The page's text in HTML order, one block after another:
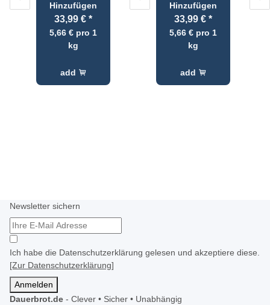
Hinzufügen
33,99 €*
5,66 € pro 1
kg
add
Hinzufügen
33,99 €*
5,66 € pro 1
kg
add
Newsletter sichern
Ich habe die Datenschutzerklärung gelesen und akzeptiere diese.
[Zur Datenschutzerklärung]
Anmelden
Dauerbrot.de - Clever • Sicher • Unabhängig